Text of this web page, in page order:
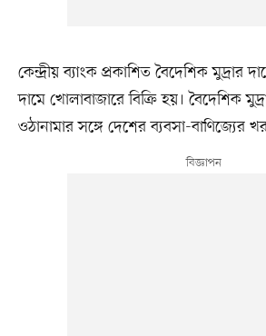
কেন্দ্রীয় ব্যাংক প্রকাশিত বৈদেশিক মুদ্রার
দামে খোলাবাজারে বিক্রি হয়। বৈদেশিক
ওঠানামার সঙ্গে দেশের ব্যবসা-বাণিজ্যের